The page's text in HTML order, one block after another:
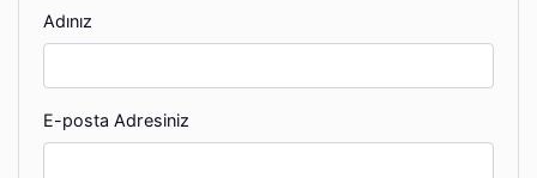
Adınız
E-posta Adresiniz